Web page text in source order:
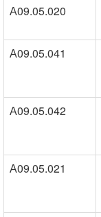
А09.05.020
А09.05.041
А09.05.042
А09.05.021